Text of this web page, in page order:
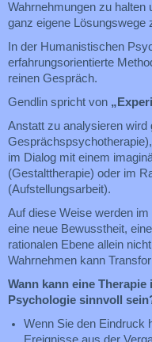
Wahrnehmungen zu halten
ganz eigene Lösungswege
In der Humanistischen
erfahrungsorientierte
reinen Gespräch.
Gendlin spricht von
Anstatt zu analysieren wird
im Dialog mit einem
(Gestalttherapie) oder im
(Aufstellungsarbeit).
Auf diese Weise werden
eine neue Bewusstheit,
rationalen Ebene allein
Wahrnehmen kann
Wann kann eine
Psychologie sinnvoll
Wenn Sie den Eindruck